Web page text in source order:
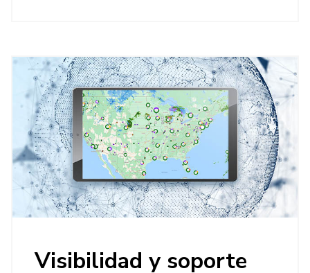
Visibilidad y soporte